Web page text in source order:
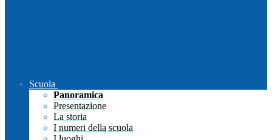
Scuola
Panoramica
Presentazione
La storia
I numeri della scuola